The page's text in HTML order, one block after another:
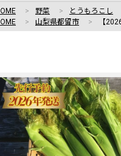
野菜 とうもろこし
山梨県都留市 【